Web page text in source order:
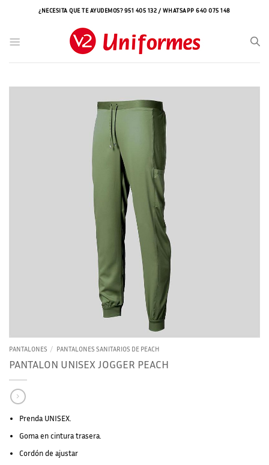
¿NECESITA QUE TE AYUDEMOS? 951 405 132 / WHATSAPP 640 075 148
PANTALONES / PANTALONES SANITARIOS DE PEACH
PANTALON UNISEX JOGGER PEACH
Prenda UNISEX.
Goma en cintura trasera.
Cordón de ajustar